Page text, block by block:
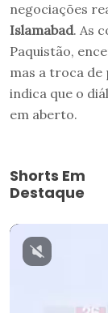
negociações
Islamabad. As
Paquistão,
mas a troca
indica que o
em aberto.
Shorts Em
Destaque